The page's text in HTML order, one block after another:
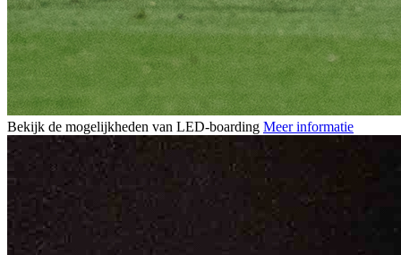
Bekijk de mogelijkheden van LED-boarding Meer informatie